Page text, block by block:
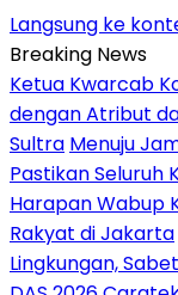
Langsung ke
Breaking News
Ketua Kwarcab
dengan Atribut
Sultra Menuju
Pastikan Seluruh
Harapan Wabup
Rakyat di Jakarta
Lingkungan,